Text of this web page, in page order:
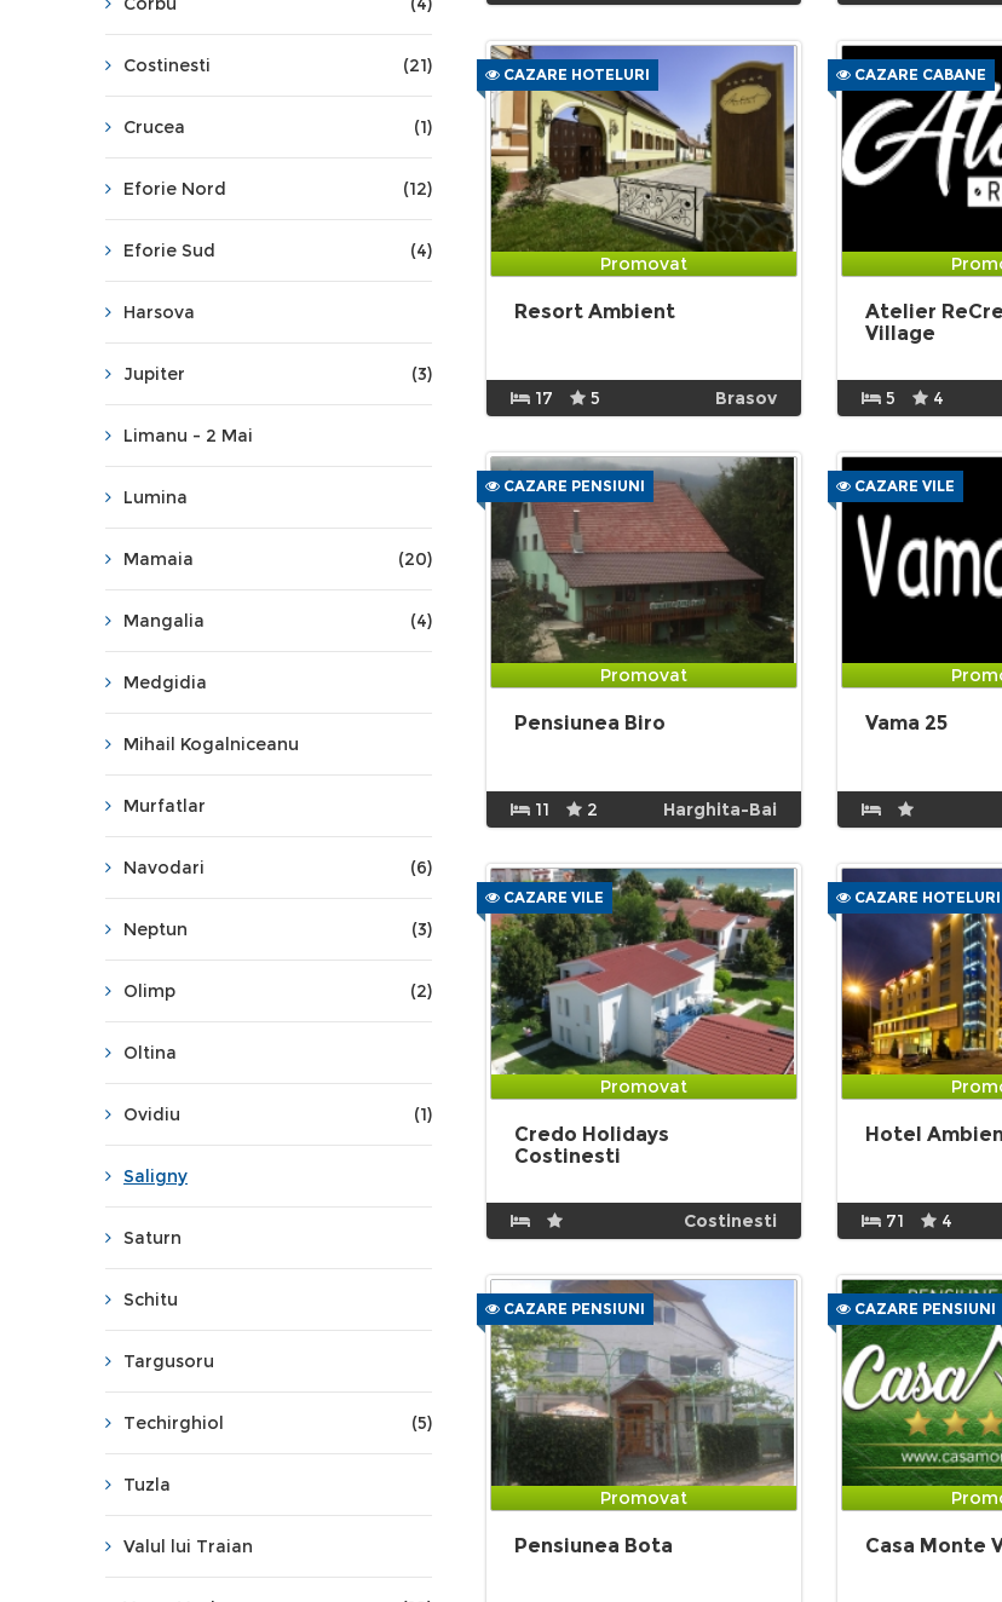
Costinesti (21)
Crucea (1)
Eforie Nord (12)
Eforie Sud (4)
Harsova
Jupiter (3)
Limanu - 2 Mai
Lumina
Mamaia (20)
Mangalia (4)
Medgidia
Mihail Kogalniceanu
Murfatlar
Navodari (6)
Neptun (3)
Olimp (2)
Oltina
Ovidiu (1)
Saligny
Saturn
Schitu
Targusoru
Techirghiol (5)
Tuzla
Valul lui Traian
CAZARE HOTELURI
Promovat
Resort Ambient
17 5 Brasov
CAZARE CABANE
Atelier
Village
5 4
CAZARE PENSIUNI
Promovat
Pensiunea Biro
11 2 Harghita-Bai
CAZARE VILE
Vama 25
CAZARE VILE
Promovat
Credo Holidays
Costinesti
Costinesti
CAZARE HOTELURI
Hotel
71 4
CAZARE PENSIUNI
Promovat
Pensiunea Bota
CAZARE PENSIUNI
Casa Monte